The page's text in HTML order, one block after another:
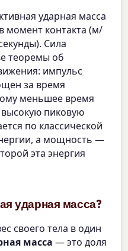
ударная масса
момент контакта (м/
Сила
теоремы об
импульс
за время
меньшее время
высокую пиковую
по классической
а мощность —
эта энергия
ударная масса?
своего тела в один
масса — это доля